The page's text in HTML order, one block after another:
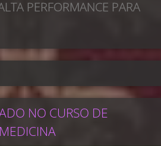
PERFORMANCE PARA
NO CURSO DE